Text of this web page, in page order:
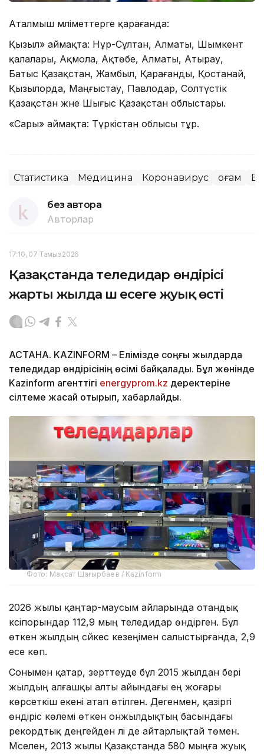
Аталмыш мәліметтерге қарағанда:
Қызыл» аймақта: Нұр-Сұлтан, Алматы, Шымкент
қалалары, Ақмола, Ақтөбе, Алматы, Атырау,
Батыс Қазақстан, Жамбыл, Қарағанды, Қостанай,
Қызылорда, Маңғыстау, Павлодар, Солтүстік
Қазақстан және Шығыс Қазақстан облыстары.
«Сары» аймақта: Түркістан облысы тұр.
Статистика Медицина Коронавирус Қоғам
без автора
Авторлар
17:10, 07 Тамыз 2026
Қазақстанда теледидар өндірісі
жарты жылда үш есеге жуық өсті
АСТАНА. KAZINFORM – Елімізде соңғы жылдарда
теледидар өндірісінің өсімі байқалады. Бұл жөнінде
Kazinform агенттігі energyprom.kz деректеріне
сілтеме жасай отырып, хабарлайды.
Фото: Мақсат Шағырбаев / Kazinform
2026 жылы қаңтар-маусым айларында отандық
кәсіпорындар 112,9 мың теледидар өндірген. Бұл
өткен жылдың сәйкес кезеңімен салыстырғанда, 2,9
есе көп.
Сонымен қатар, зерттеуде бұл 2015 жылдан бері
жылдың алғашқы алты айындағы ең жоғары
көрсеткіш екені атап өтілген. Дегенмен, қазіргі
өндіріс көлемі өткен онжылдықтың басындағы
рекордтық деңгейден әлі де айтарлықтай төмен.
Мәселен, 2013 жылы Қазақстанда 580 мыңға жуық